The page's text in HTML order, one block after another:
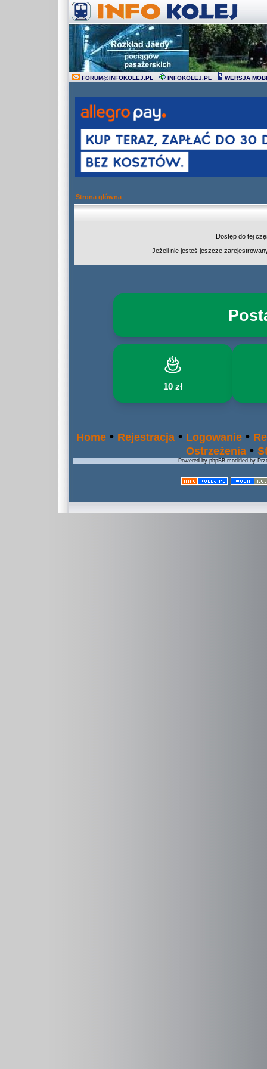
FORUM@INFOKOLEJ.PL INFOKOLEJ.PL WERSJA
Strona główna
Dostęp do tej
Jeżeli nie jesteś jeszcze
10 zł
Home • Rejestracja • Logowanie •
Ostrzeżenia •
Powered by phpBB modified by